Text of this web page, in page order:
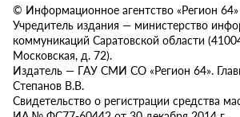
© Информационное агентство «Регион 64»
Учредитель издания — министерство
коммуникаций Саратовской области
Московская, д. 72).
Издатель — ГАУ СМИ СО «Регион 64».
Степанов В.В.
Свидетельство о регистрации средства